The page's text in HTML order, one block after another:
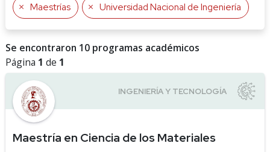
Maestrías Universidad Nacional de Ingeniería
Se encontraron 10 programas académicos
Página 1 de 1
Maestría en Ciencia de los Materiales